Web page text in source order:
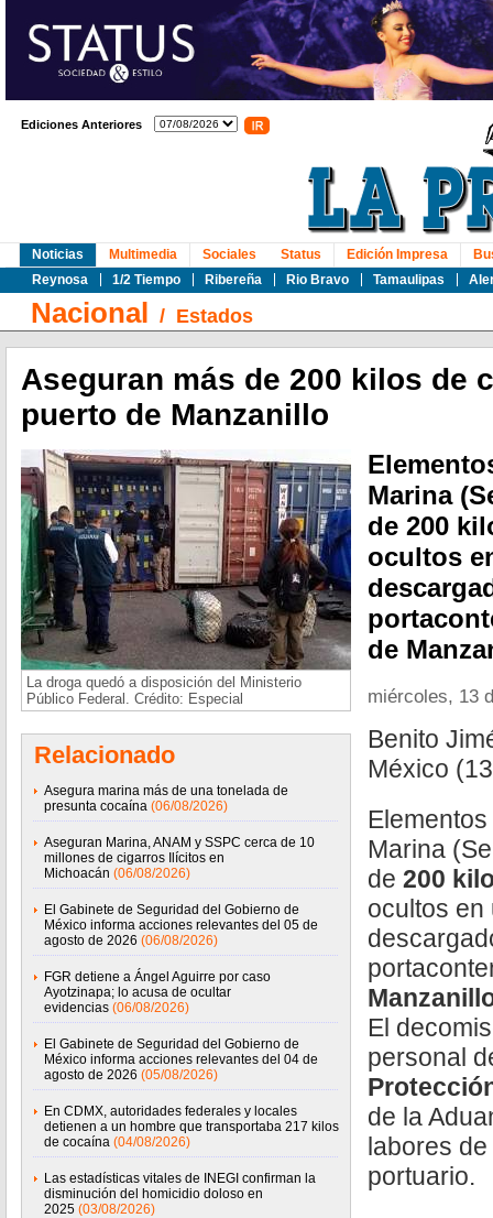
Ediciones Anteriores
Noticias
Reynosa
1/2 Tiempo Ribereña Rio Bravo Tamaulipas
Multimedia Sociales Status Edición Impresa
Nacional / Estados
Aseguran más de 200 kilos de
puerto de Manzanillo
La droga quedó a disposición del Ministerio
Público Federal. Crédito: Especial
Relacionado
Asegura marina más de una tonelada de
presunta cocaína (06/08/2026)
Aseguran Marina, ANAM y SSPC cerca de 10
millones de cigarros Ilícitos en
Michoacán (06/08/2026)
El Gabinete de Seguridad del Gobierno de
México informa acciones relevantes del 05 de
agosto de 2026 (06/08/2026)
FGR detiene a Ángel Aguirre por caso
Ayotzinapa; lo acusa de ocultar
evidencias (06/08/2026)
El Gabinete de Seguridad del Gobierno de
México informa acciones relevantes del 04 de
agosto de 2026 (05/08/2026)
En CDMX, autoridades federales y locales
detienen a un hombre que transportaba 217 kilos
de cocaína (04/08/2026)
Las estadísticas vitales de INEGI confirman la
disminución del homicidio doloso en
2025 (03/08/2026)
Marina
de 200
ocultos
de
miércoles, 13
Benito
México
Marina
de 200
ocultos en
El
personal
de la
labores
portuario.